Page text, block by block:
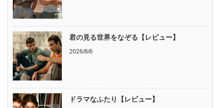
君の見る世界をなぞる【レビュー】
2026/8/6
ドラマなふたり【レビュー】